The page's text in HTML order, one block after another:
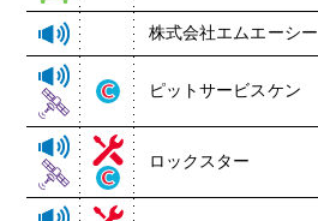
株式会社エムエーシー
ピットサービスケン
ロックスター